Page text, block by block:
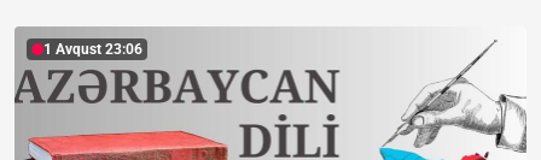
1 Avqust 23:06